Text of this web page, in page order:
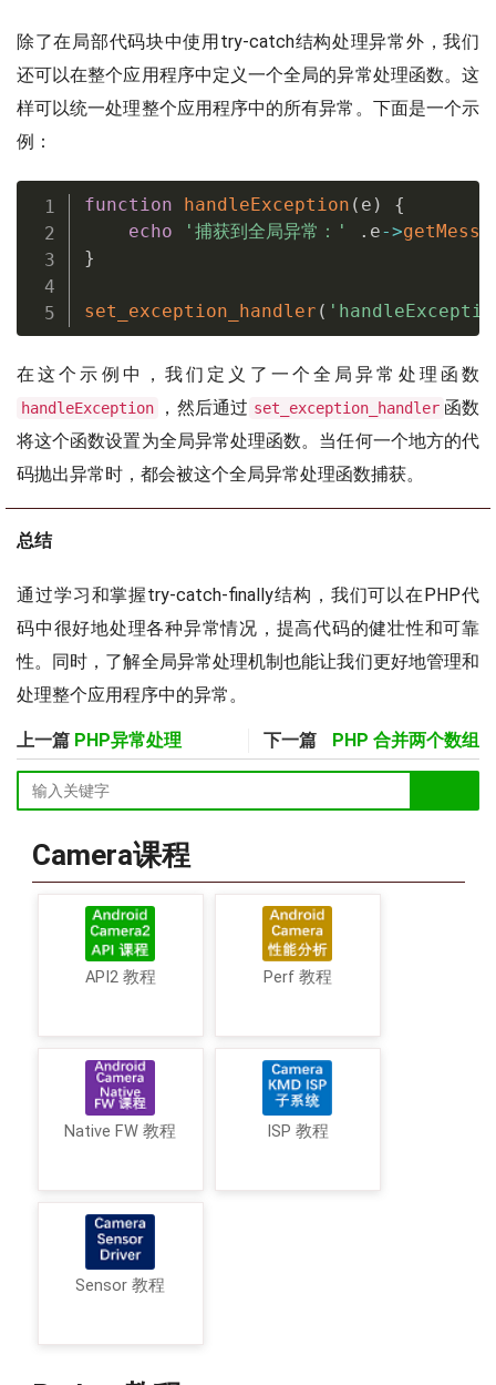
除了在局部代码块中使用try-catch结构处理异常外，我们
还可以在整个应用程序中定义一个全局的异常处理函数。这
样可以统一处理整个应用程序中的所有异常。下面是一个示
例：
function handleException ( e )
{
echo
'捕获到全局异常：' . e->
}
set_exception_handler (
在这个示例中，我们定义了一个全局异常处理函数
handleException ，然后通过 set_exception_handler 函数
将这个函数设置为全局异常处理函数。当任何一个地方的代
码抛出异常时，都会被这个全局异常处理函数捕获。
总结
通过学习和掌握try-catch-finally结构，我们可以在PHP代
码中很好地处理各种异常情况，提高代码的健壮性和可靠
性。同时，了解全局异常处理机制也能让我们更好地管理和
处理整个应用程序中的异常。
上一篇 PHP异常处理 下一篇 PHP 合并两个数组
Camera课程
API2 教程 Perf 教程
Native FW 教程 ISP 教程
Sensor 教程